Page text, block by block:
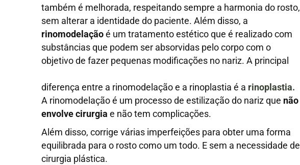
também é melhorada, respeitando sempre a harmonia do rosto,
sem alterar a identidade do paciente. Além disso, a
rinomodelaçãoé um tratamento estético que é realizado com
substâncias que podem ser absorvidas pelo corpo com o
objetivo de fazer pequenas modificações no nariz. A principal
diferença entre a rinomodelação e a rinoplastia é a rinoplastia.
A rinomodelação é um processo de estilização do nariz que não
envolve cirurgia e não tem complicações.
Além disso, corrige várias imperfeições para obter uma forma
equilibrada para o rosto como um todo. E sem a necessidade de
cirurgia plástica.